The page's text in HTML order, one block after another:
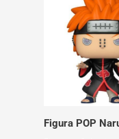
Figura POP